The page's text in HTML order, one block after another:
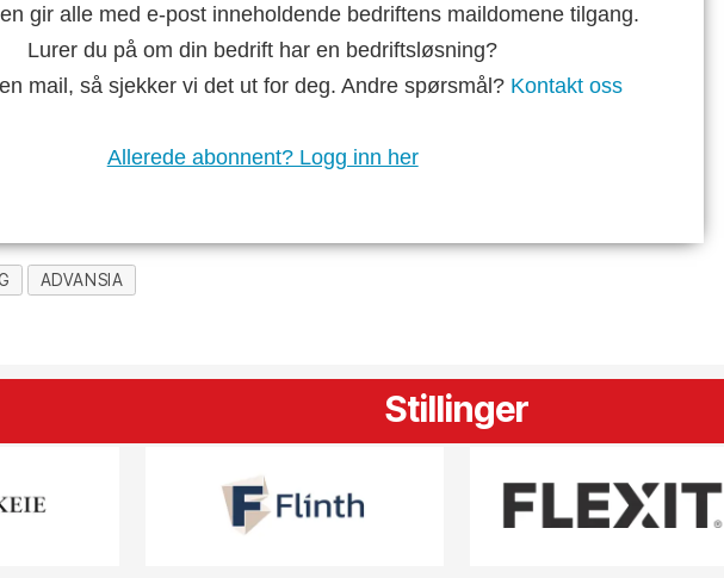
gir alle med e-post inneholdende bedriftens maildomene tilgang.
Lurer du på om din bedrift har en bedriftsløsning?
mail, så sjekker vi det ut for deg. Andre spørsmål? Kontakt oss
Allerede abonnent? Logg inn her
ADVANSIA
Stillinger